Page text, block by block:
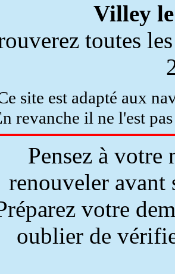
Villey
toutes
site est adapté aux
revanche il ne l'est
Pensez à
renouveler avant
votre
oublier de